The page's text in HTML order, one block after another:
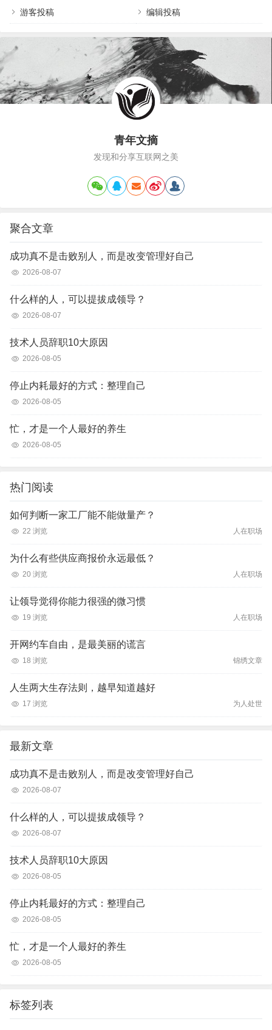
游客投稿 编辑投稿
青年文摘
发现和分享互联网之美
聚合文章
成功真不是击败别人，而是改变管理好自己
2026-08-07
什么样的人，可以提拔成领导？
2026-08-07
技术人员辞职10大原因
2026-08-05
停止内耗最好的方式：整理自己
2026-08-05
忙，才是一个人最好的养生
2026-08-05
热门阅读
如何判断一家工厂能不能做量产？
22 浏览 人在职场
为什么有些供应商报价永远最低？
20 浏览 人在职场
让领导觉得你能力很强的微习惯
19 浏览 人在职场
开网约车自由，是最美丽的谎言
18 浏览 锦绣文章
人生两大生存法则，越早知道越好
17 浏览 为人处世
最新文章
成功真不是击败别人，而是改变管理好自己
2026-08-07
什么样的人，可以提拔成领导？
2026-08-07
技术人员辞职10大原因
2026-08-05
停止内耗最好的方式：整理自己
2026-08-05
忙，才是一个人最好的养生
2026-08-05
标签列表